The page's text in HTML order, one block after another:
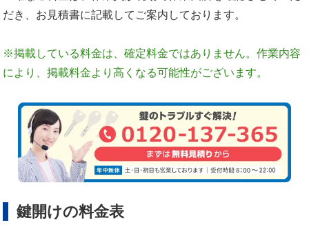
だき、お見積書に記載してご案内しております。
※掲載している料金は、確定料金ではありません。作業内容
により、掲載料金より高くなる可能性がございます。
鍵開けの料金表